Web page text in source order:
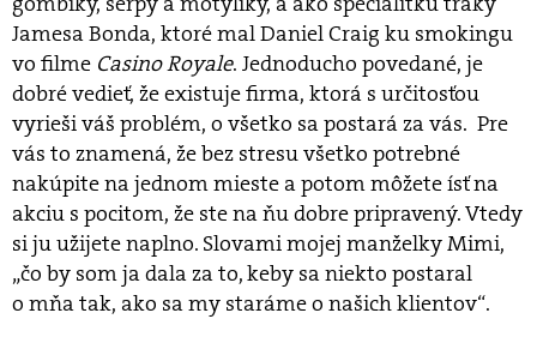
Jamesa Bonda, ktoré mal Daniel Craig ku smokingu
vo filme Casino Royale. Jednoducho povedané, je
dobré vedieť, že existuje firma, ktorá s určitosťou
vyrieši váš problém, o všetko sa postará za vás. Pre
vás to znamená, že bez stresu všetko potrebné
nakúpite na jednom mieste a potom môžete ísť na
akciu s pocitom, že ste na ňu dobre pripravený. Vtedy
si ju užijete naplno. Slovami mojej manželky Mimi,
„čo by som ja dala za to, keby sa niekto postaral
o mňa tak, ako sa my staráme o našich klientov“.